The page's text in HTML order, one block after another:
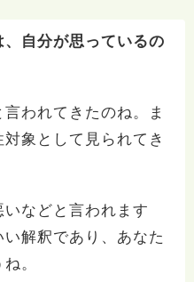
自分が思っているの
言われてきたのね。ま
象として見られてき
などと言われます
解釈であり、あなた
。